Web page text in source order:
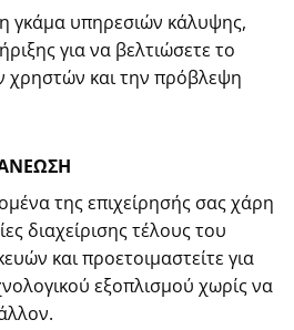
γκάμα υπηρεσιών κάλυψης,
για να βελτιώσετε το
χρηστών και την πρόβλεψη
της επιχείρησής σας χάρη
διαχείρισης τέλους του
και προετοιμαστείτε για
εξοπλισμού χωρίς να